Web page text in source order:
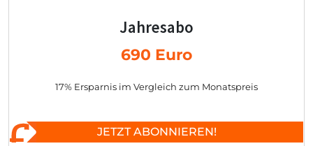
Jahresabo
690 Euro
17% Ersparnis im Vergleich zum Monatspreis
JETZT ABONNIEREN!